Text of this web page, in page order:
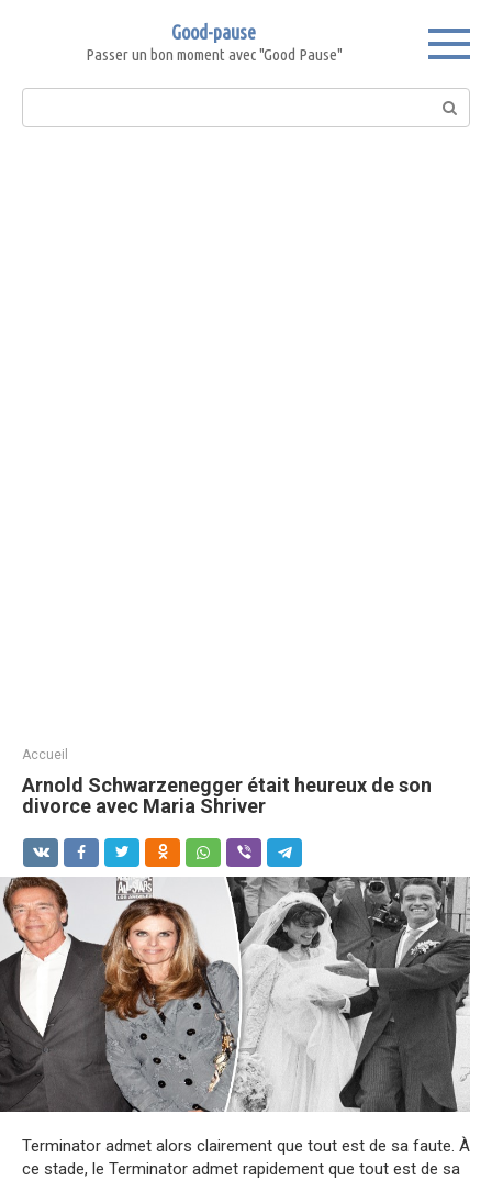
Good-pause
Passer un bon moment avec "Good Pause"
Search:
Accueil
Arnold Schwarzenegger était heureux de son
divorce avec Maria Shriver
Terminator admet alors clairement que tout est de sa faute. À
ce stade, le Terminator admet rapidement que tout est de sa